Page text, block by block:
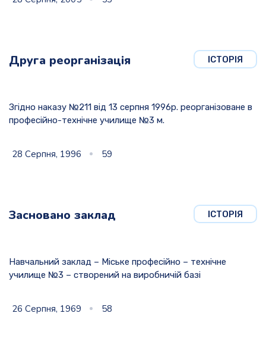
ІСТОРІЯ
Друга реорганізація
Згідно наказу №211 від 13 серпня 1996р. реорганізоване в
професійно-технічне училище №3 м.
28 Серпня, 1996 59
ІСТОРІЯ
Засновано заклад
Навчальний заклад – Міське професійно – технічне
училище №3 – створений на виробничій базі
26 Серпня, 1969 58